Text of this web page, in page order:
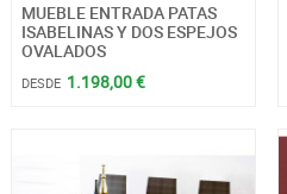
MUEBLE ENTRADA PATAS
ISABELINAS Y DOS ESPEJOS
OVALADOS
DESDE 1.198,00 €